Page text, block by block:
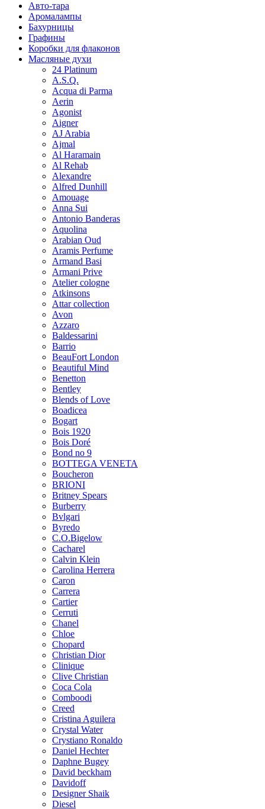
Авто-тара
Аромалампы
Бахурницы
Графины
Коробки для флаконов
Масляные духи
24 Platinum
A.S.Q.
Acqua di Parma
Aerin
Agonist
Aigner
AJ Arabia
Ajmal
Al Haramain
Al Rehab
Alexandre
Alfred Dunhill
Amouage
Anna Sui
Antonio Banderas
Aquolina
Arabian Oud
Aramis Perfume
Armand Basi
Armani Prive
Atelier cologne
Atkinsons
Attar collection
Avon
Azzaro
Baldessarini
Barrio
BeauFort London
Beautiful Mind
Benetton
Bentley
Blends of Love
Boadicea
Bogart
Bois 1920
Bois Doré
Bond no 9
BOTTEGA VENETA
Boucheron
BRIONI
Britney Spears
Burberry
Bvlgari
Byredo
C.O.Bigelow
Cacharel
Calvin Klein
Carolina Herrera
Caron
Carrera
Cartier
Cerruti
Chanel
Chloe
Chopard
Christian Dior
Clinique
Clive Christian
Coca Cola
Comboodi
Creed
Cristina Aguilera
Crystal Water
Crystiano Ronaldo
Daniel Hechter
Daphne Bugey
David beckham
Davidoff
Designer Shaik
Diesel